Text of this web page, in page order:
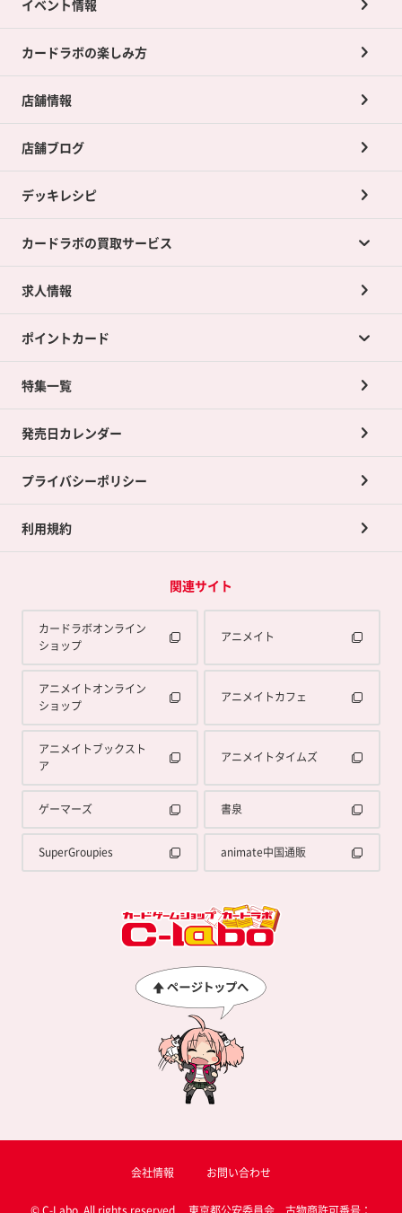
イベント情報
カードラボの楽しみ方
店舗情報
店舗ブログ
デッキレシピ
カードラボの買取サービス
カードラボの買取サービスTOP
店舗買取について
ネット買取について
買取承諾書について
求人情報
ポイントカード
ポイントカードTOP
ポイント交換景品
特集一覧
発売日カレンダー
プライバシーポリシー
利用規約
関連サイト
カードラボオンライン
ショップ
アニメイト
アニメイトオンライン
ショップ
アニメイトカフェ
アニメイトブックスト
ア
アニメイトタイムズ
ゲーマーズ 書泉
SuperGroupies animate中国通販
会社情報 お問い合わせ